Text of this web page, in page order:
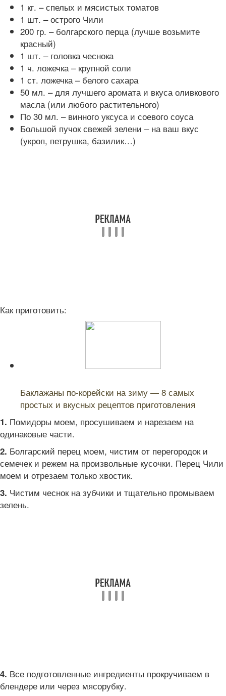
1 кг. – спелых и мясистых томатов
1 шт. – острого Чили
200 гр. – болгарского перца (лучше возьмите
красный)
1 шт. – головка чеснока
1 ч. ложечка – крупной соли
1 ст. ложечка – белого сахара
50 мл. – для лучшего аромата и вкуса оливкового
масла (или любого растительного)
По 30 мл. – винного уксуса и соевого соуса
Большой пучок свежей зелени – на ваш вкус
(укроп, петрушка, базилик…)
Как приготовить:
Баклажаны по-корейски на зиму — 8 самых
простых и вкусных рецептов приготовления
1. Помидоры моем, просушиваем и нарезаем на
одинаковые части.
2. Болгарский перец моем, чистим от перегородок и
семечек и режем на произвольные кусочки. Перец Чили
моем и отрезаем только хвостик.
3. Чистим чеснок на зубчики и тщательно промываем
зелень.
4. Все подготовленные ингредиенты прокручиваем в
блендере или через мясорубку.